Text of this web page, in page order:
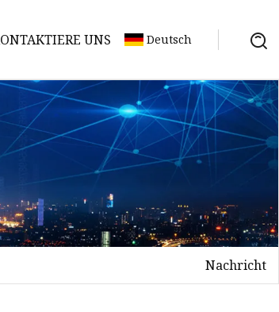
UNS Deutsch
Nachricht